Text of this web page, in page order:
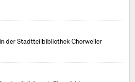
der Stadtteilbibliothek Chorweiler